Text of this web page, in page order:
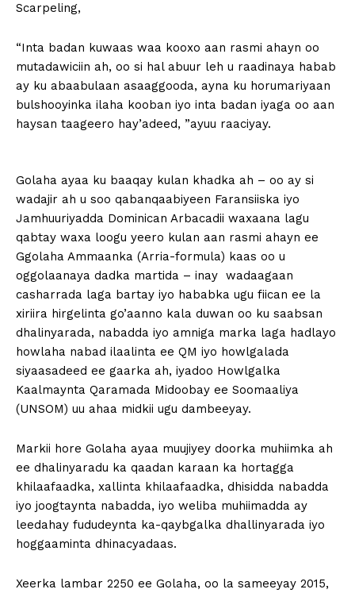
Scarpeling,
“Inta badan kuwaas waa kooxo aan rasmi ahayn oo
mutadawiciin ah, oo si hal abuur leh u raadinaya habab
ay ku abaabulaan asaaggooda, ayna ku horumariyaan
bulshooyinka ilaha kooban iyo inta badan iyaga oo aan
haysan taageero hay’adeed, ”ayuu raaciyay.
Golaha ayaa ku baaqay kulan khadka ah – oo ay si
wadajir ah u soo qabanqaabiyeen Faransiiska iyo
Jamhuuriyadda Dominican Arbacadii waxaana lagu
qabtay waxa loogu yeero kulan aan rasmi ahayn ee
Ggolaha Ammaanka (Arria-formula) kaas oo u
oggolaanaya dadka martida – inay wadaagaan
casharrada laga bartay iyo hababka ugu fiican ee la
xiriira hirgelinta go’aanno kala duwan oo ku saabsan
dhalinyarada, nabadda iyo amniga marka laga hadlayo
howlaha nabad ilaalinta ee QM iyo howlgalada
siyaasadeed ee gaarka ah, iyadoo Howlgalka
Kaalmaynta Qaramada Midoobay ee Soomaaliya
(UNSOM) uu ahaa midkii ugu dambeeyay.
Markii hore Golaha ayaa muujiyey doorka muhiimka ah
ee dhalinyaradu ka qaadan karaan ka hortagga
khilaafaadka, xallinta khilaafaadka, dhisidda nabadda
iyo joogtaynta nabadda, iyo weliba muhiimadda ay
leedahay fududeynta ka-qaybgalka dhallinyarada iyo
hoggaaminta dhinacyadaas.
Xeerka lambar 2250 ee Golaha, oo la sameeyay 2015,